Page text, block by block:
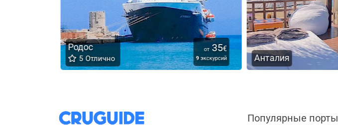
Родос
5 Отлично
от35€
9экскурсий Анталия
Популярные порты